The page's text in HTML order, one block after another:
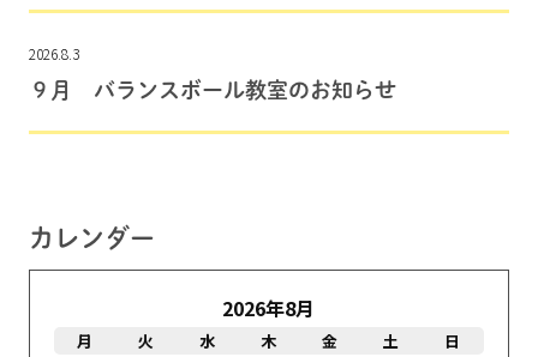
2026.8.3
９月 バランスボール教室のお知らせ
カレンダー
2026年8月
月 火 水 木 金 土
日